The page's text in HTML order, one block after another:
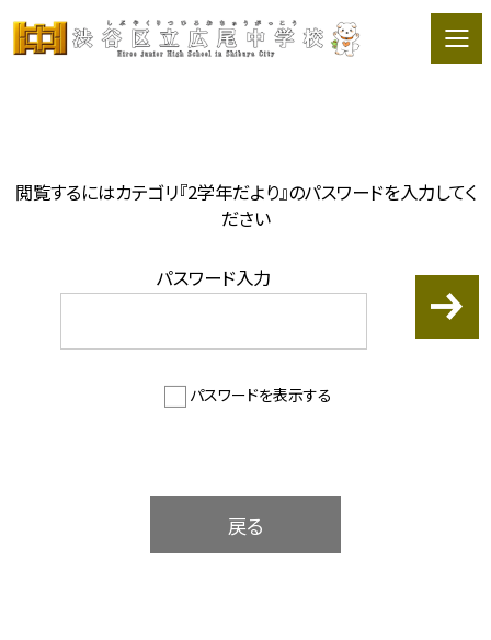
閲覧するにはカテゴリ『2学年だより』のパスワードを入力してく
ださい
パスワード入力
パスワードを表示する
戻る